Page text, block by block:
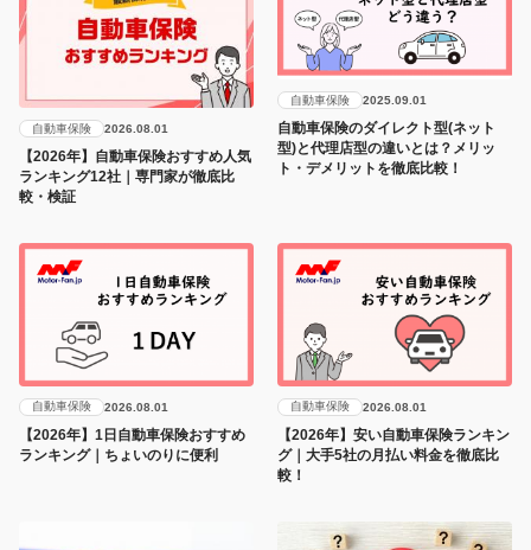
自動車保険 2026.08.01
【2026年】自動車保険おすすめ人気
ランキング12社｜専門家が徹底比
較・検証
自動車保険 2025.09.01
自動車保険のダイレクト型(ネット
型)と代理店型の違いとは？メリッ
ト・デメリットを徹底比較！
自動車保険 2026.08.01
【2026年】1日自動車保険おすすめ
ランキング｜ちょいのりに便利
自動車保険 2026.08.01
【2026年】安い自動車保険ランキン
グ｜大手5社の月払い料金を徹底比
較！